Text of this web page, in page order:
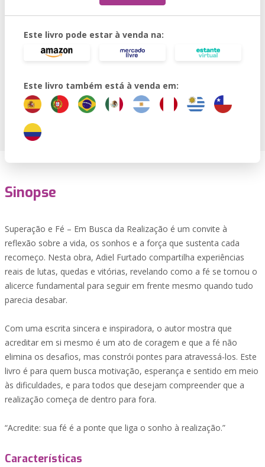
Este livro pode estar à venda na:
Este livro também está à venda em:
Sinopse
Superação e Fé – Em Busca da Realização é um convite à
reflexão sobre a vida, os sonhos e a força que sustenta cada
recomeço. Nesta obra, Adiel Furtado compartilha experiências
reais de lutas, quedas e vitórias, revelando como a fé se tornou o
alicerce fundamental para seguir em frente mesmo quando tudo
parecia desabar.
Com uma escrita sincera e inspiradora, o autor mostra que
acreditar em si mesmo é um ato de coragem e que a fé não
elimina os desafios, mas constrói pontes para atravessá-los. Este
livro é para quem busca motivação, esperança e sentido em meio
às dificuldades, e para todos que desejam compreender que a
realização começa de dentro para fora.
“Acredite: sua fé é a ponte que liga o sonho à realização.”
Características